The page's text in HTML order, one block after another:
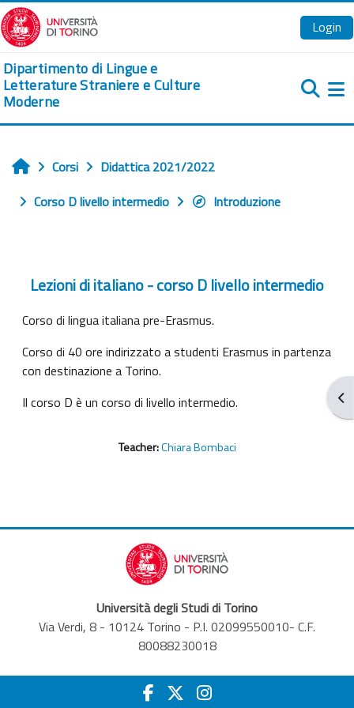
Vai al contenuto principale
Login
Dipartimento di Lingue e
Letterature Straniere e Culture
Moderne
Home
Corsi
Didattica 2021/2022
Corso D livello intermedio
Introduzione
Lezioni di italiano - corso D livello intermedio
Corso di lingua italiana pre-Erasmus.
Corso di 40 ore indirizzato a studenti Erasmus in partenza
con destinazione a Torino.
Il corso D è un corso di livello intermedio.
Teacher:Chiara Bombaci
Università degli Studi di Torino
Via Verdi, 8 - 10124 Torino - P.I. 02099550010- C.F.
80088230018